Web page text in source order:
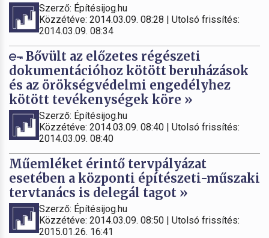
Szerző: Építésijog.hu
Közzétéve: 2014.03.09. 08:28 | Utolsó frissítés:
2014.03.09. 08:34
Bővült az előzetes régészeti
dokumentációhoz kötött beruházások
és az örökségvédelmi engedélyhez
kötött tevékenységek köre »
Szerző: Építésijog.hu
Közzétéve: 2014.03.09. 08:40 | Utolsó frissítés:
2014.03.09. 08:40
Műemléket érintő tervpályázat
esetében a központi építészeti-műszaki
tervtanács is delegál tagot »
Szerző: Építésijog.hu
Közzétéve: 2014.03.09. 08:50 | Utolsó frissítés:
2015.01.26. 16:41